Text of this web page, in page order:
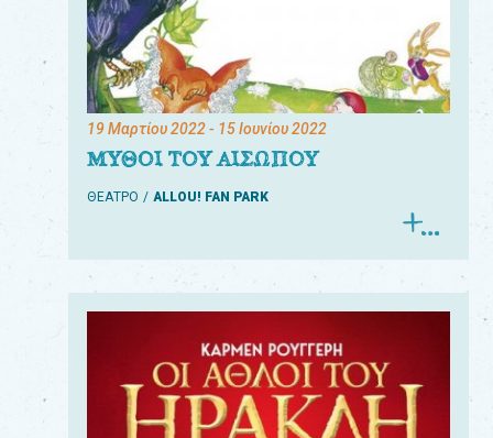
19 Μαρτίου 2022- 15 Ιουνίου 2022
ΜΥΘΟΙ ΤΟΥ ΑΙΣΩΠΟΥ
ΘΕΑΤΡΟ ALLOU! FAN PARK